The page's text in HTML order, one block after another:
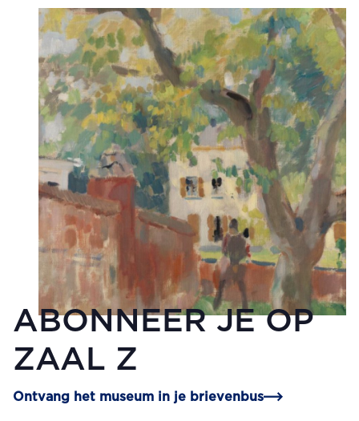
ABONNEER JE OP
ZAAL Z
Ontvang het museum in je brievenbus